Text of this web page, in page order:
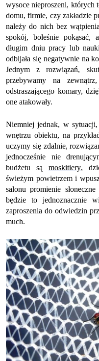
wysoce nieproszeni,
domu, firmie, czy zakładzie
należy do nich bez
spokój, boleśnie pokąsać,
długim dniu pracy lub
odbijała się negatywnie na
Jednym z rozwiązań,
przebywamy na
odstraszającego komary,
one atakowały.
Niemniej jednak, w
wnętrzu obiektu, na
uczymy się zdalnie,
jednocześnie nie
budżetu są moskitiery,
świeżym powietrzem i
salonu promienie
będzie to jednoznacznie
zaproszenia do odwiedzin
much.